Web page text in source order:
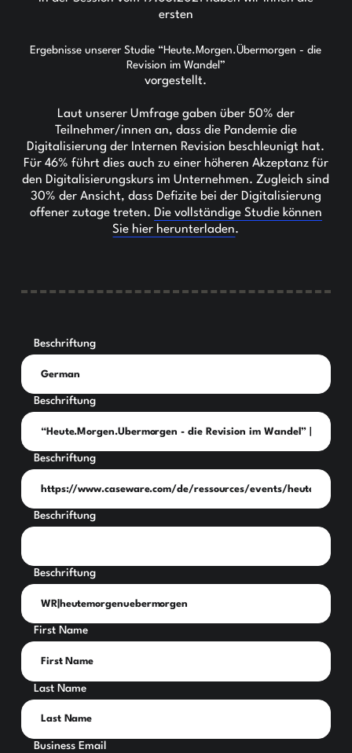
ersten
Ergebnisse unserer Studie “Heute.Morgen.Übermorgen - die
Revision im Wandel”
vorgestellt.
Laut unserer Umfrage gaben über 50% der
Teilnehmer/innen an, dass die Pandemie die
Digitalisierung der Internen Revision beschleunigt hat.
Für 46% führt dies auch zu einer höheren Akzeptanz für
den Digitalisierungskurs im Unternehmen. Zugleich sind
30% der Ansicht, dass Defizite bei der Digitalisierung
offener zutage treten. Die vollständige Studie können
Sie hier herunterladen.
Beschriftung
Beschriftung
Beschriftung
Beschriftung
Beschriftung
First Name
Last Name
Business Email